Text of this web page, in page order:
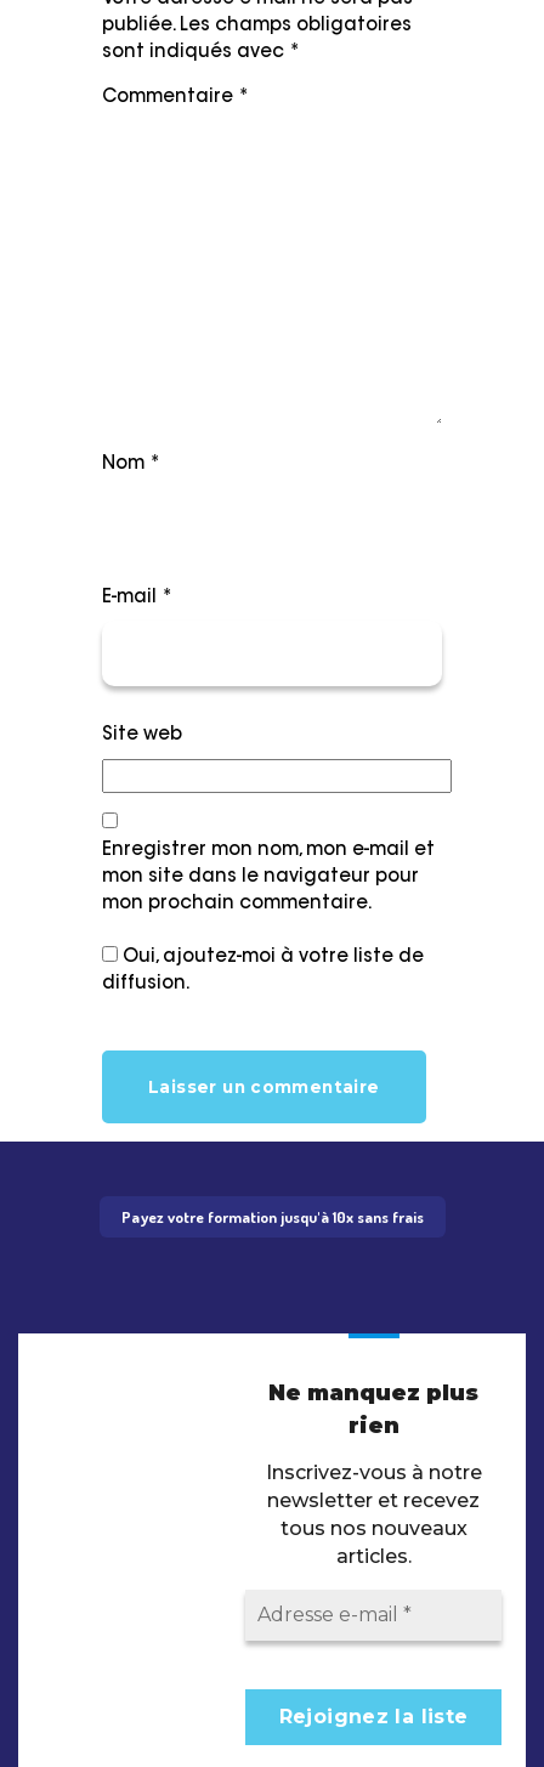
publiée. Les champs obligatoires
sont indiqués avec *
Commentaire *
Nom *
E-mail *
Site web
Enregistrer mon nom, mon e-mail et
mon site dans le navigateur pour
mon prochain commentaire.
Oui, ajoutez-moi à votre liste de
diffusion.
Payez votre formation jusqu'à 10x sans frais
Ne manquez plus
rien
Inscrivez-vous à notre
newsletter et recevez
tous nos nouveaux
articles.